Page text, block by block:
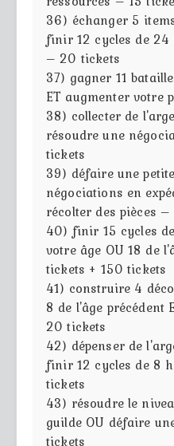
36) échanger 5
finir 12 cycles de 24
– 20 tickets
37) gagner 11
ET augmenter votre
38) collecter de
résoudre une
tickets
39) défaire une
négociations en
récolter des pièces
40) finir 15 cycles
votre âge OU 18 de
tickets + 150 tickets
41) construire 4
8 de l'âge précédent
20 tickets
42) dépenser de
finir 12 cycles de 8
tickets
43) résoudre le
guilde OU défaire
tickets